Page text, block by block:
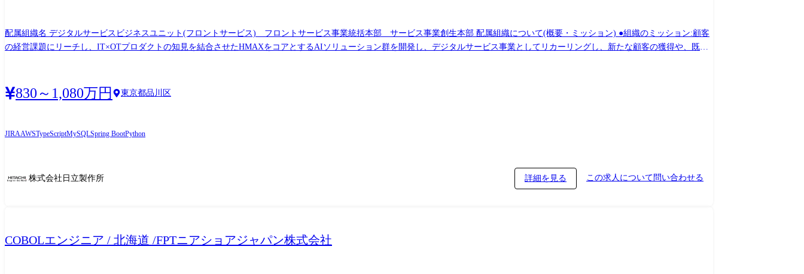
配属組織名 デジタルサービスビジネスユニット(フロントサービス) フロントサービス事業統括本部 サービス事業創生本部 配属組織について(概要・ミッション) ●組織のミッション:顧客
の経営課題にリーチし、IT×OTプロダクトの知見を結合させたHMAXをコアとするAIソリューション群を開発し、デジタルサービス事業としてリカーリングし、新たな顧客の獲得や、既存
を起点とした都市計画事業全般、およびスマートビルディングを起点としたビル関連事業全般 ●組織構成:上位マネージャ1名、マネジャー2名、ITエンジニア1名 携わる事業・ビジネス・サ
ービス・製品など ●HMAXソリューション HMAXは、AIで社会インフラを革新する次世代ソリューション群です。 フィジカル・デジタル両方のアセットから得られる膨大なデータを活用
ューションは、体系化された構成要素に基づいており、先進的な技術を組み込み、強固なパートナーエコシステムを活用することで、現場システムの信頼性とパフォーマンスを向上させま
ス・記事など ●日立のスマートシティソリューション 日本では少子高齢化による社会課題が発生、新型コロナウイルス感染症の影響により市民の生活スタイル・価値観が大きく変化してお
り、日本政府はSociety 5.0、スマートシティ・スーパーシティ戦略の中でICTやデータ利活用の推進を通して社会課題への対応を図っています。このような背景の中、日立は「ひとの幸せや
り巻く環境は、日々大きく変化しています。「変わりゆく社会に寄り添える持続可能なビルをつくる」――私たち日立製作所は、山積みの課題に対して「ビル共通プラットフォームソリュ
830～1,080万円 東京都品川区
JIRAAWSTypeScriptMySQLSpring BootPython
株式会社日立製作所 詳細を見る この求人について問い合わせる
COBOLエンジニア / 北海道 /FPTニアショアジャパン株式会社